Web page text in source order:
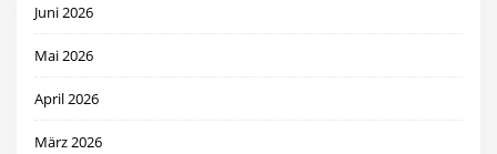
Juni 2026
Mai 2026
April 2026
März 2026